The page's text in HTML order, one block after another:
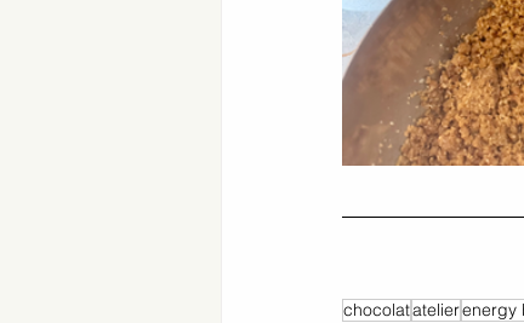
chocolatatelierenergy